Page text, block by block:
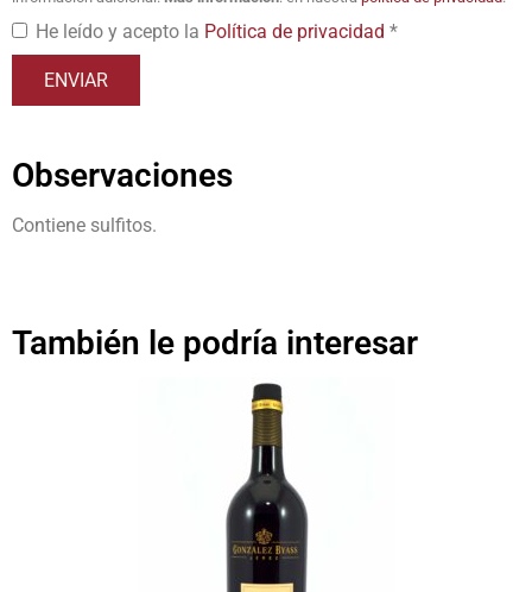
He leído y acepto la Política de privacidad *
Observaciones
Contiene sulfitos.
También le podría interesar